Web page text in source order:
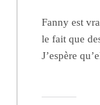
Fanny est
le fait que
J’espère